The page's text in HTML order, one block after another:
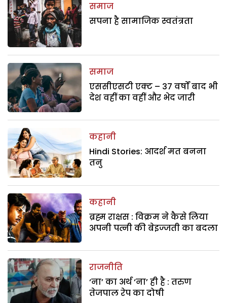
समाज
सपना है सामाजिक स्वतंत्रता
समाज
एससीएसटी एक्ट – 37 वर्षों बाद भी
देश वहीं का वहीं और भेद जारी
कहानी
Hindi Stories: आदर्श मत बनना
तनु
कहानी
ब्रह्म राक्षस : विक्रम ने कैसे लिया
अपनी पत्नी की बेइज्जती का बदला
राजनीति
‘ना’ का अर्थ ‘ना’ ही है : तरुण
तेजपाल रेप का दोषी